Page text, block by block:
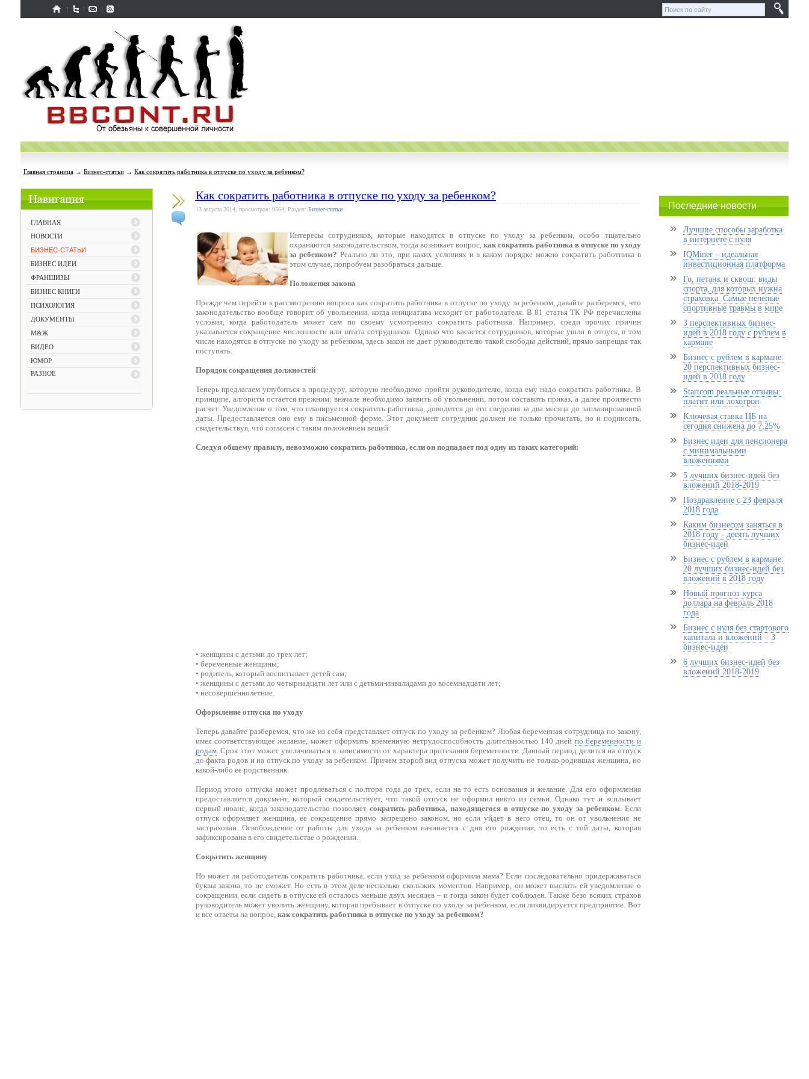
Главная страница→ Бизнес-статьи→ Как сократить работника в отпуске по уходу за ребенком?
ГЛАВНАЯ
НОВОСТИ
БИЗНЕС-СТАТЬИ
БИЗНЕС ИДЕИ
ФРАНШИЗЫ
БИЗНЕС КНИГИ
ПСИХОЛОГИЯ
ДОКУМЕНТЫ
М&Ж
ВИДЕО
ЮМОР
РАЗНОЕ
Как сократить работника в отпуске по уходу за ребенком?
13 августа 2014, просмотров: 9564, Раздел: Бизнес-статьи
Интересы сотрудников, которые находятся в отпуске по уходу за ребенком, особо тщательно
охраняются законодательством, тогда возникает вопрос, как сократить работника в отпуске по уходу
за ребенком? Реально ли это, при каких условиях и в каком порядке можно сократить работника в
этом случае, попробуем разобраться дальше.
Положения закона
Прежде чем перейти к рассмотрению вопроса как сократить работника в отпуске по уходу за ребенком, давайте разберемся, что
законодательство вообще говорит об увольнении, когда инициатива исходит от работодателя. В 81 статья ТК РФ перечислены
условия, когда работодатель может сам по своему усмотрению сократить работника. Например, среди прочих причин
указывается сокращение численности или штата сотрудников. Однако что касается сотрудников, которые ушли в отпуск, в том
числе находятся в отпуске по уходу за ребенком, здесь закон не дает руководителю такой свободы действий, прямо запрещая так
поступать.
Порядок сокращения должностей
Теперь предлагаем углубиться в процедуру, которую необходимо пройти руководителю, когда ему надо сократить работника. В
принципе, алгоритм остается прежним: вначале необходимо заявить об увольнении, потом составить приказ, а далее произвести
расчет. Уведомление о том, что планируется сократить работника, доводится до его сведения за два месяца до запланированной
даты. Предоставляется оно ему в письменной форме. Этот документ сотрудник должен не только прочитать, но и подписать,
свидетельствуя, что согласен с таким положением вещей.
Следуя общему правилу, невозможно сократить работника, если он подпадает под одну из таких категорий:
• женщины с детьми до трех лет;
• беременные женщины;
• родитель, который воспитывает детей сам;
• женщины с детьми до четырнадцати лет или с детьми-инвалидами до восемнадцати лет;
• несовершеннолетние.
Оформление отпуска по уходу
Теперь давайте разберемся, что же из себя представляет отпуск по уходу за ребенком? Любая беременная сотрудница по закону,
имея соответствующее желание, может оформить временную нетрудоспособность длительностью 140 дней по беременности и
родам. Срок этот может увеличиваться в зависимости от характера протекания беременности. Данный период делится на отпуск
до факта родов и на отпуск по уходу за ребенком. Причем второй вид отпуска может получить не только родившая женщина, но
какой-либо ее родственник.
Период этого отпуска может продлеваться с полтора года до трех, если на то есть основания и желание. Для его оформления
предоставляется документ, который свидетельствует, что такой отпуск не оформил никто из семьи. Однако тут и всплывает
первый нюанс, когда законодательство позволяет сократить работника, находящегося в отпуске по уходу за ребенком. Если
отпуск оформляет женщина, ее сокращение прямо запрещено законом, но если уйдет в него отец, то он от увольнения не
застрахован. Освобождение от работы для ухода за ребенком начинается с дня его рождения, то есть с той даты, которая
зафиксирована в его свидетельстве о рождении.
Сократить женщину
Но может ли работодатель сократить работника, если уход за ребенком оформила мама? Если последовательно придерживаться
буквы закона, то не сможет. Но есть в этом деле несколько скользких моментов. Например, он может выслать ей уведомление о
сокращении, если сидеть в отпуске ей осталось меньше двух месяцев – и тогда закон будет соблюден. Также безо всяких страхов
руководитель может уволить женщину, которая пребывает в отпуске по уходу за ребенком, если ликвидируется предприятие. Вот
и все ответы на вопрос, как сократить работника в отпуске по уходу за ребенком?
Последние новости
Лучшие способы заработка
в интернете с нуля
IQMiner – идеальная
инвестиционная платформа
Го, петанк и сквош: виды
спорта, для которых нужна
страховка. Самые нелепые
спортивные травмы в мире
3 перспективных бизнес-
идей в 2018 году с рублем в
кармане
Бизнес с рублем в кармане:
20 перспективных бизнес-
идей в 2018 году
Startcom реальные отзывы:
платит или лохотрон
Ключевая ставка ЦБ на
сегодня снижена до 7,25%
Бизнес идеи для пенсионера
с минимальными
вложениями
5 лучших бизнес-идей без
вложений 2018-2019
Поздравление с 23 февраля
2018 года
Каким бизнесом заняться в
2018 году - десять лучших
бизнес-идей
Бизнес с рублем в кармане:
20 лучших бизнес-идей без
вложений в 2018 году
Новый прогноз курса
доллара на февраль 2018
года
Бизнес с нуля без стартового
капитала и вложений – 3
бизнес-идеи
6 лучших бизнес-идей без
вложений 2018-2019